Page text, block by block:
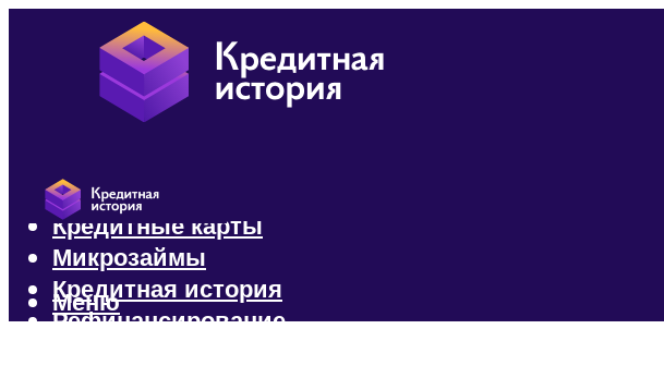
Кредиты
Кредитные карты
Микрозаймы
Кредитная история
Рефинансирование
Меню